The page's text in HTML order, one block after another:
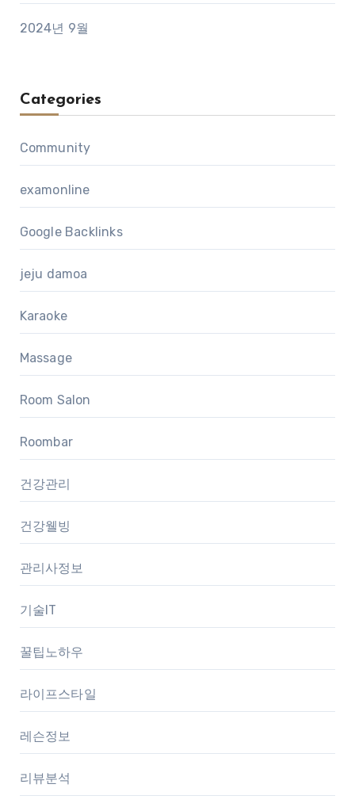
2024년 9월
Categories
Community
examonline
Google Backlinks
jeju damoa
Karaoke
Massage
Room Salon
Roombar
건강관리
건강웰빙
관리사정보
기술IT
꿀팁노하우
라이프스타일
레슨정보
리뷰분석